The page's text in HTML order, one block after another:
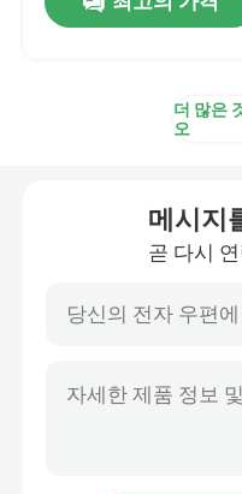
더 많은
오
메시지
곧 다시